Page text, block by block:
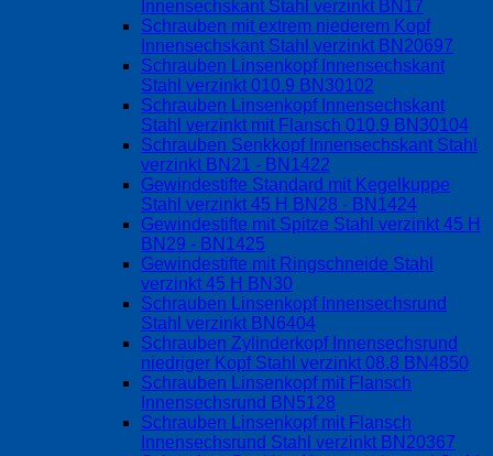
Innensechskant Stahl verzinkt BN17
Schrauben mit extrem niederem Kopf
Innensechskant Stahl verzinkt BN20697
Schrauben Linsenkopf Innensechskant
Stahl verzinkt 010.9 BN30102
Schrauben Linsenkopf Innensechskant
Stahl verzinkt mit Flansch 010.9 BN30104
Schrauben Senkkopf Innensechskant Stahl
verzinkt BN21 - BN1422
Gewindestifte Standard mit Kegelkuppe
Stahl verzinkt 45 H BN28 - BN1424
Gewindestifte mit Spitze Stahl verzinkt 45 H
BN29 - BN1425
Gewindestifte mit Ringschneide Stahl
verzinkt 45 H BN30
Schrauben Linsenkopf Innensechsrund
Stahl verzinkt BN6404
Schrauben Zylinderkopf Innensechsrund
niedriger Kopf Stahl verzinkt 08.8 BN4850
Schrauben Linsenkopf mit Flansch
Innensechsrund BN5128
Schrauben Linsenkopf mit Flansch
Innensechsrund Stahl verzinkt BN20367